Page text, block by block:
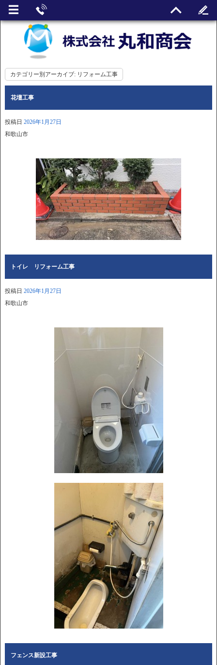
カテゴリー別アーカイブ: リフォーム工事
花壇工事
投稿日 2026年1月27日
和歌山市
トイレ リフォーム工事
投稿日 2026年1月27日
和歌山市
フェンス新設工事